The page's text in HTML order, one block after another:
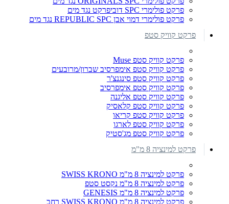
פרקט פולימרי SPC דוביפרקט נגד מים
פרקט פולימרי דמוי אבן REPUBLIC SPC נגד מים
פרקט קוויק סטפ
פרקט קוויק סטפ Muse
פרקט קוויק סטפ אימפרסיב שברון/מרובעים
פרקט קוויק סטפ סינגנצ'ר
פרקט קוויק סטפ אימפרסיב
פרקט קוויק סטפ אליגנה
פרקט קוויק סטפ קלאסיק
פרקט קוויק סטפ קריאו
פרקט קוויק סטפ לארגו
פרקט קוויק סטפ מג'סטיק
פרקט למינציה 8 מ"מ
פרקט למינציה 8 מ"מ SWISS KRONO
פרקט למינציה 8 מ"מ נקסט סטפ
פרקט למינציה 8 מ"מ GENESIS
פרקט למינציה 8 מ"מ SWISS KRONO רחב